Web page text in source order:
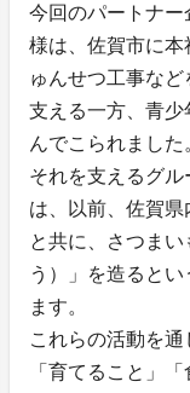
今回のパートナ
様は、佐賀市に本
ゅんせつ工事な
支える一方、青少
んでこられました
それを支えるグ
は、以前、佐賀
と共に、さつま
う）」を造ると
ます。
これらの活動を通
「育てること」